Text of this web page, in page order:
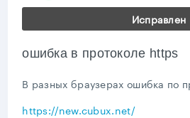
Исправлен
ошибка в протоколе https
В разных браузерах ошибка по
https://new.cubux.net/